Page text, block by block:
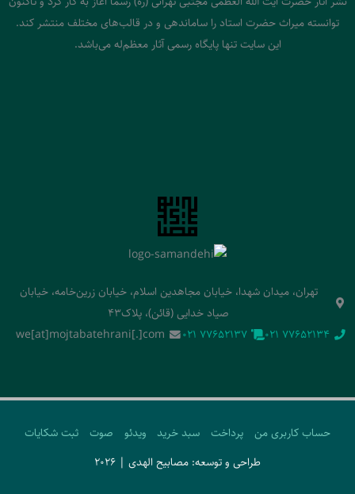
توانسته میراث حضرت استاد را ساماندهی و در قالب‌های مختلف منتشر کند.
این سایت تنها پایگاه رسمی آثار معظم‌له می‌باشد.
تهران، میدان شهدا، خیابان مجاهدین اسلام، خیابان زرین‌خامه، خیابان
صیاد خدایی (قائن)، پلاک43
‭021 77652134‬
‭021 77652137‬
we[at]mojtabatehrani[.]com
حساب کاربری من پرداخت سبد خرید ویدئو صوت
ثبت شکایات
طراحی و توسعه: مصابیح الهدی | 2026